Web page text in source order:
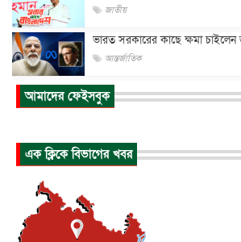
জাতীয়
ভারত সরকারের কাছে ক্ষমা চাইলেন
আন্তর্জাতিক
আকাশে ট্রাম্পের হেলিকপ্টার ও
আন্তর্জাতিক
আন্তর্জাতিক
টি-টোয়েন্টি ইতিহাসের সর্বোচ্চ
আমাদের ফেইসবুক
এক ক্লিকে বিভাগের খবর